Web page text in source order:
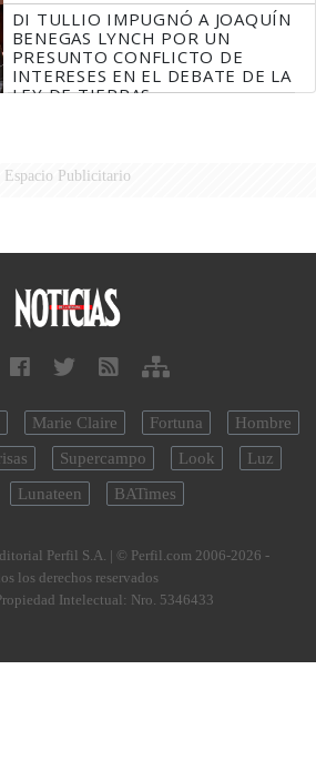
DI TULLIO IMPUGNÓ A JOAQUÍN
BENEGAS LYNCH POR UN
PRESUNTO CONFLICTO DE
INTERESES EN EL DEBATE DE LA
LEY DE TIERRAS
Espacio Publicitario
Marie Claire Fortuna
Hombre
Supercampo Look
Luz
Lunateen BATimes
Perfil S.A. | © Perfil.com 2006-2026 -
los derechos reservados
Intelectual: Nro. 5346433